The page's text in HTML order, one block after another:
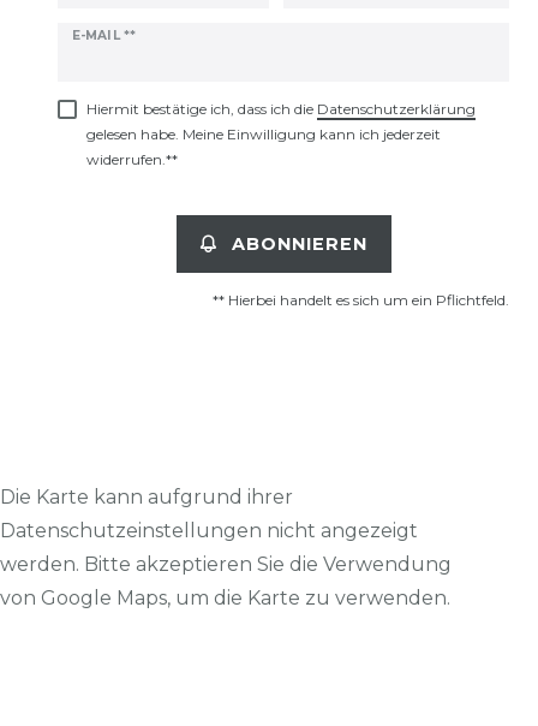
E-MAIL **
Newsletter
Hiermit bestätige ich, dass ich die Daten­schutz­erklärung
gelesen habe. Meine Einwilligung kann ich jederzeit
widerrufen.**
ABONNIEREN
** Hierbei handelt es sich um ein Pflichtfeld.
Die Karte kann aufgrund ihrer
Datenschutzeinstellungen nicht angezeigt
werden. Bitte akzeptieren Sie die Verwendung
von Google Maps, um die Karte zu verwenden.